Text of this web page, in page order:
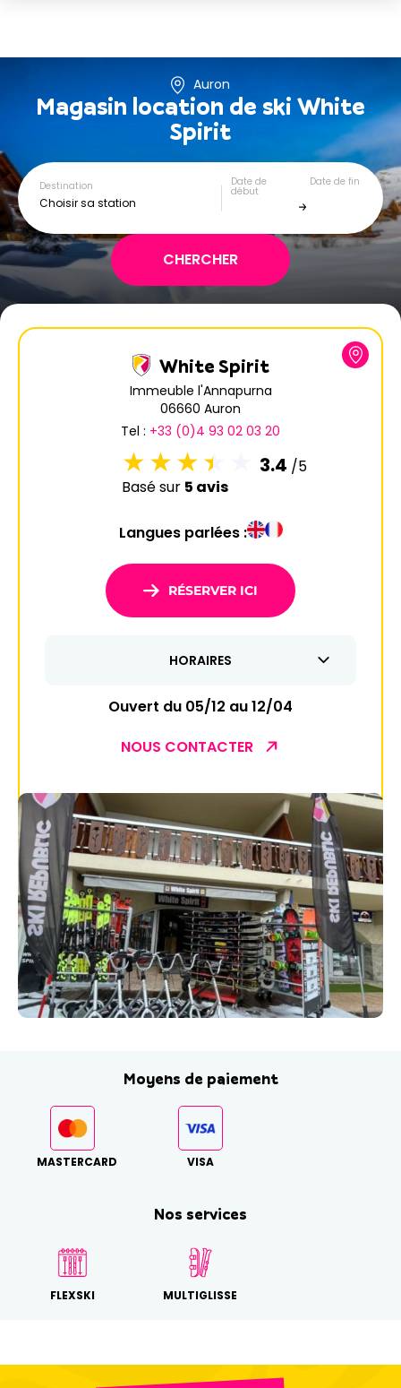
Auron
Magasin location de ski White
Spirit
Destination
Choisir sa station
Date de
début
Date de fin
White Spirit
Immeuble l'Annapurna
06660 Auron
Tel : +33 (0)4 93 02 03 20
3.4 /5
Basé sur 5 avis
Langues parlées :
RÉSERVER ICI
HORAIRES
Ouvert du 05/12 au 12/04
NOUS CONTACTER
Moyens de paiement
MASTERCARD VISA
Nos services
FLEXSKI MULTIGLISSE